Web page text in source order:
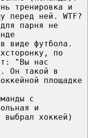
тренировка и
перед ней. WTF?
парня не
виде футбола.
по
"Вы нас
Он такой в
площадке
с
и
хоккей)